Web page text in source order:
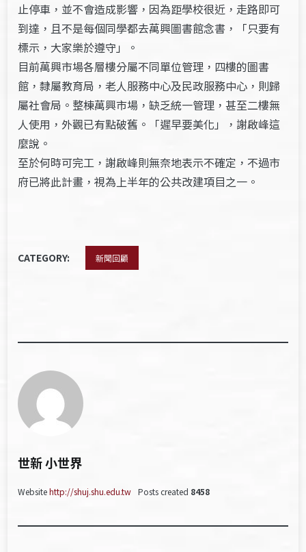
止停車，並不會造成影響，因為距學校很近，走路即可
到達，且不是每個同學都去萬興圖書館念書，「只要有
標示，大家樂於遵守」。
目前萬興市場各層樓分屬不同單位管理，四樓的圖書
館，隸屬教育局，老人服務中心及民政服務中心，則歸
屬社會局。整棟萬興市場，缺乏統一管理，甚至二樓無
人使用，外觀已有點破舊。「遲早要美化」，謝啟峰這
麼說。
至於何時可完工，謝啟峰則無奈地表示不確定，不過市
府已將此計畫，視為上半年的公共改建項目之一。
CATEGORY: 新聞回顧
世新 小世界
Websitehttp://shuj.shu.edu.tw Posts created 8458